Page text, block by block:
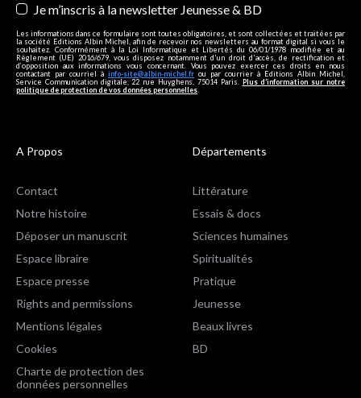
Je m’inscris à la newsletter Jeunesse & BD
Les informations dans ce formulaire sont toutes obligatoires, et sont collectées et traitées par
la société Editions Albin Michel, afin de recevoir nos newsletters au format digital si vous le
souhaitez. Conformément à la Loi Informatique et Libertés du 06/01/1978 modifiée et au
Règlement (UE) 2016/679, vous disposez notamment d'un droit d'accès, de rectification et
d’opposition aux informations vous concernant. Vous pouvez exercer ces droits en nous
contactant par courriel à info-site@albin-michel.fr ou par courrier à Editions Albin Michel,
Service Communication digitale, 22 rue Huyghens, 75014 Paris. Plus d’information sur notre
politique de protection de vos données personnelles
A Propos
Contact
Notre histoire
Déposer un manuscrit
Espace libraire
Espace presse
Rights and permissions
Mentions légales
Cookies
Charte de protection des
données personnelles
Départements
Littérature
Essais & docs
Sciences humaines
Spiritualités
Pratique
Jeunesse
Beaux livres
BD